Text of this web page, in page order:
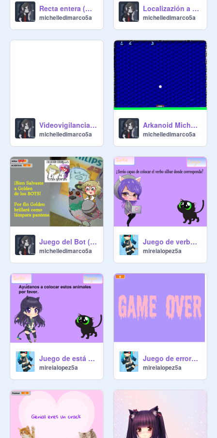
Recta entera (Michelle)
michelledimarco5a
Localizazión a través de casillas
michelledimarco5a
Videovigilancia_Michelle
michelledimarco5a
Arkanoid Michelle
michelledimarco5a
Juego del Bot (Michelle_Miguel)
michelledimarco5a
Juego de verbos remix copy
mireialopez5a
Juego de está en peligro de extinción o no
mireialopez5a
Juego de errores (Mireia)
mireialopez5a